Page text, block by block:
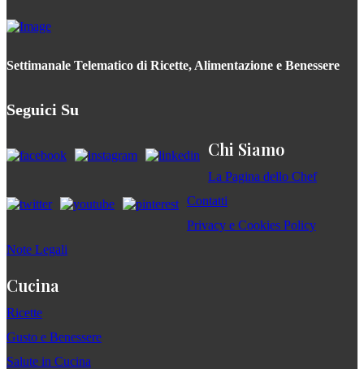
Settimanale Telematico di Ricette, Alimentazione e Benessere
Seguici Su
Chi Siamo
La Pagina dello Chef
Contatti
Privacy e Cookies Policy
Note Legali
Cucina
Ricette
Gusto e Benessere
Salute in Cucina